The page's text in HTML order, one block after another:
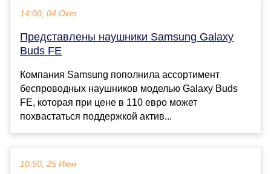
14:00, 04 Окт
Представлены наушники Samsung Galaxy
Buds FE
Компания Samsung пополнила ассортимент
беспроводных наушников моделью Galaxy Buds
FE, которая при цене в 110 евро может
похвастаться поддержкой актив...
10:50, 25 Июн